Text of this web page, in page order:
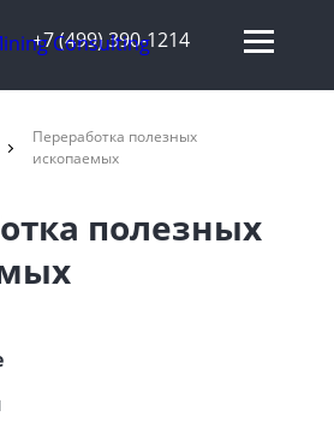
+7 (499) 390-1214
Переработка полезных
ископаемых
полезных